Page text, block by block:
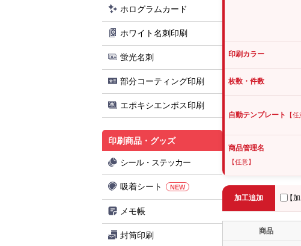
ホログラムカード
ホワイト名刺印刷
蛍光名刺
部分コーティング印刷
エポキシエンボス印刷
印刷商品・グッズ
シール・ステッカー
吸着シート NEW
メモ帳
封筒印刷
印刷カラー
枚数・件数
自動テンプレート 【任
商品管理名
【任意】
加工追加 【
商品